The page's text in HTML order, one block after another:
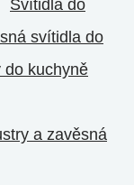
Svítidla do
svítidla do
do kuchyně
a zavěsná